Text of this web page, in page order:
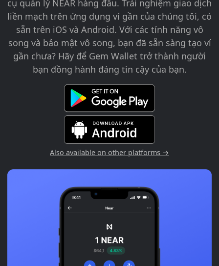
cụ quản lý NEAR hàng đầu. Trải nghiệm giao dịch
liền mạch trên ứng dụng ví gần của chúng tôi, có
sẵn trên iOS và Android. Với các tính năng vô
song và bảo mật vô song, bạn đã sẵn sàng tạo ví
gần chưa? Hãy để Gem Wallet trở thành người
bạn đồng hành đáng tin cậy của bạn.
Also available on other platforms →